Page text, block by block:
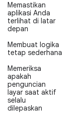
Memastikan
aplikasi Anda
terlihat di latar
depan
Membuat logika
tetap sederhana
Memeriksa
apakah
penguncian
layar saat aktif
selalu
dilepaskan